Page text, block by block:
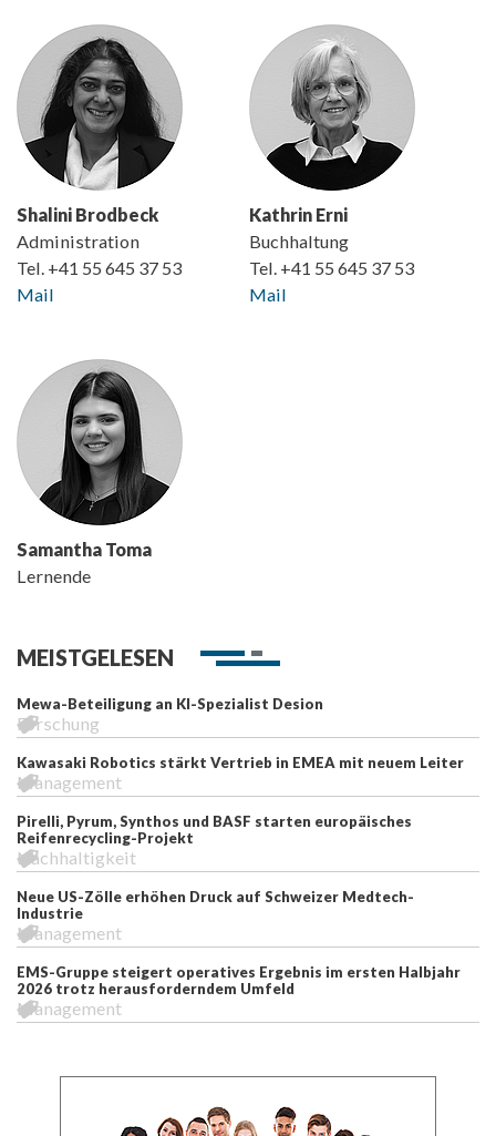
Shalini Brodbeck
Administration
Tel. +41 55 645 37 53
Mail
Kathrin Erni
Buchhaltung
Tel. +41 55 645 37 53
Mail
Samantha Toma
Lernende
MEISTGELESEN
Mewa-Beteiligung an KI-Spezialist Desion
Forschung
Kawasaki Robotics stärkt Vertrieb in EMEA mit neuem Leiter
Management
Pirelli, Pyrum, Synthos und BASF starten europäisches
Reifenrecycling-Projekt
Nachhaltigkeit
Neue US-Zölle erhöhen Druck auf Schweizer Medtech-
Industrie
Management
EMS-Gruppe steigert operatives Ergebnis im ersten Halbjahr
2026 trotz herausforderndem Umfeld
Management